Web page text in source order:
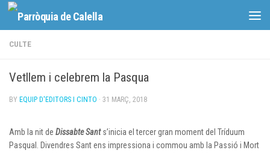
Skip to content
CULTE
Vetllem i celebrem la Pasqua
BY EQUIP D'EDITORS I CINTO · 31 MARÇ, 2018
Amb la nit de Dissabte Sant s’inicia el tercer gran moment del Tríduum
Pasqual. Divendres Sant ens impressiona i commou amb la Passió i Mort